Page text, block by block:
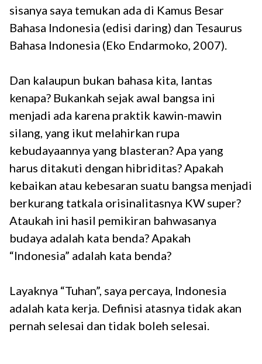
sisanya saya temukan ada di Kamus Besar
Bahasa Indonesia (edisi daring) dan Tesaurus
Bahasa Indonesia (Eko Endarmoko, 2007).
Dan kalaupun bukan bahasa kita, lantas
kenapa? Bukankah sejak awal bangsa ini
menjadi ada karena praktik kawin-mawin
silang, yang ikut melahirkan rupa
kebudayaannya yang blasteran? Apa yang
harus ditakuti dengan hibriditas? Apakah
kebaikan atau kebesaran suatu bangsa menjadi
berkurang tatkala orisinalitasnya KW super?
Ataukah ini hasil pemikiran bahwasanya
budaya adalah kata benda? Apakah
“Indonesia” adalah kata benda?
Layaknya “Tuhan”, saya percaya, Indonesia
adalah kata kerja. Definisi atasnya tidak akan
pernah selesai dan tidak boleh selesai.